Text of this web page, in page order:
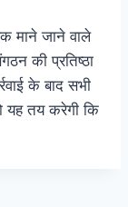
माने जाने वाले
की प्रतिष्ठा
के बाद सभी
यह तय करेगी कि